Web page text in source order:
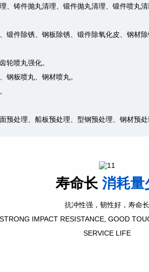
、铸件抛丸清理、锻件抛丸清理、锻件喷丸
锻件除锈、钢板除锈、锻件除氧化皮、钢材
轮喷丸强化。
钢板喷丸、钢材喷丸。
预处理、船板预处理、型钢预处理、钢材预处
寿命长 消耗量
抗冲性强，韧性好，寿命长
STRONG IMPACT RESISTANCE, GOOD
SERVICE LIFE